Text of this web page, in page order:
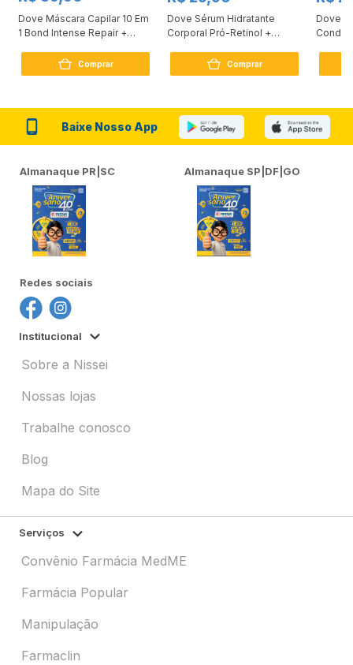
Dove Máscara Capilar 10 Em
1 Bond Intense Repair +
Comprar
Dove Sérum Hidratante
Corporal Pró-Retinol +
Comprar
Dove
Baixe Nosso App
Almanaque PR|SC Almanaque SP|DF|GO
Redes sociais
Institucional
Sobre a Nissei
Nossas lojas
Trabalhe conosco
Blog
Mapa do Site
Serviços
Convênio Farmácia MedME
Farmácia Popular
Manipulação
Farmaclin